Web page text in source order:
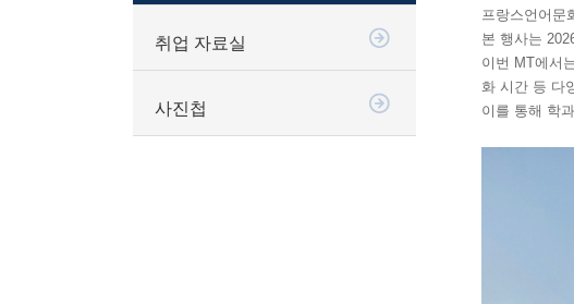
취업 자료실
사진첩
프랑스언어문
본 행사는
이번 MT에서
화 시간 등 다
이를 통해 학